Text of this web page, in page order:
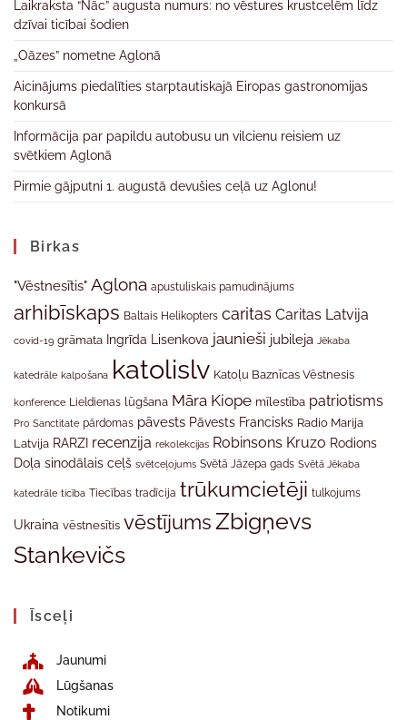
Laikraksta “Nāc” augusta numurs: no vēstures krustcelēm līdz
dzīvai ticībai šodien
„Oāzes” nometne Aglonā
Aicinājums piedalīties starptautiskajā Eiropas gastronomijas
konkursā
Informācija par papildu autobusu un vilcienu reisiem uz
svētkiem Aglonā
Pirmie gājputni 1. augustā devušies ceļā uz Aglonu!
Birkas
"Vēstnesītis" Aglona apustuliskais pamudinājums
arhibīskaps Baltais Helikopters caritas Caritas Latvija
covid-19 grāmata Ingrīda Lisenkova jaunieši jubileja Jēkaba
katedrāle kalpošana katolislv Katoļu Baznīcas Vēstnesis
konference Lieldienas lūgšana Māra Kiope mīlestība patriotisms
Pro Sanctitate pārdomas pāvests Pāvests Francisks Radio Marija
Latvija RARZI recenzija rekolekcijas Robinsons Kruzo Rodions
Doļa sinodālais ceļš svētceļojums Svētā Jāzepa gads Svētā Jēkaba
katedrāle ticība Tiecības tradīcija trūkumcietēji tulkojums
Ukraina vēstnesītis vēstījumsZbigņevs
Stankevičs
Īsceļi
Jaunumi
Lūgšanas
Notikumi